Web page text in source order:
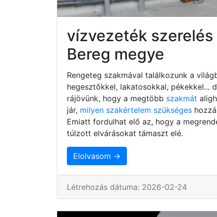
vízvezeték
Bereg megye
Rengeteg szakmával találkozunk a
hegesztőkkel, lakatosokkal, pékekkel...
rájövünk, hogy a megtöbb szakmát
jár, milyen szakértelem szükséges
Emiatt fordulhat elő az, hogy a
túlzott elvárásokat támaszt elé.
Elolvasom →
Létrehozás dátuma: 2026-02-24